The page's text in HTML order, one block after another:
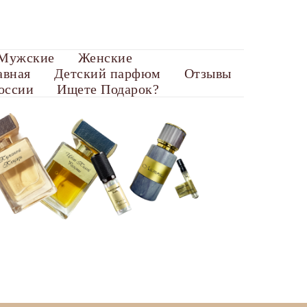
Женские
Детский парфюм
Отзывы
Ищете Подарок?